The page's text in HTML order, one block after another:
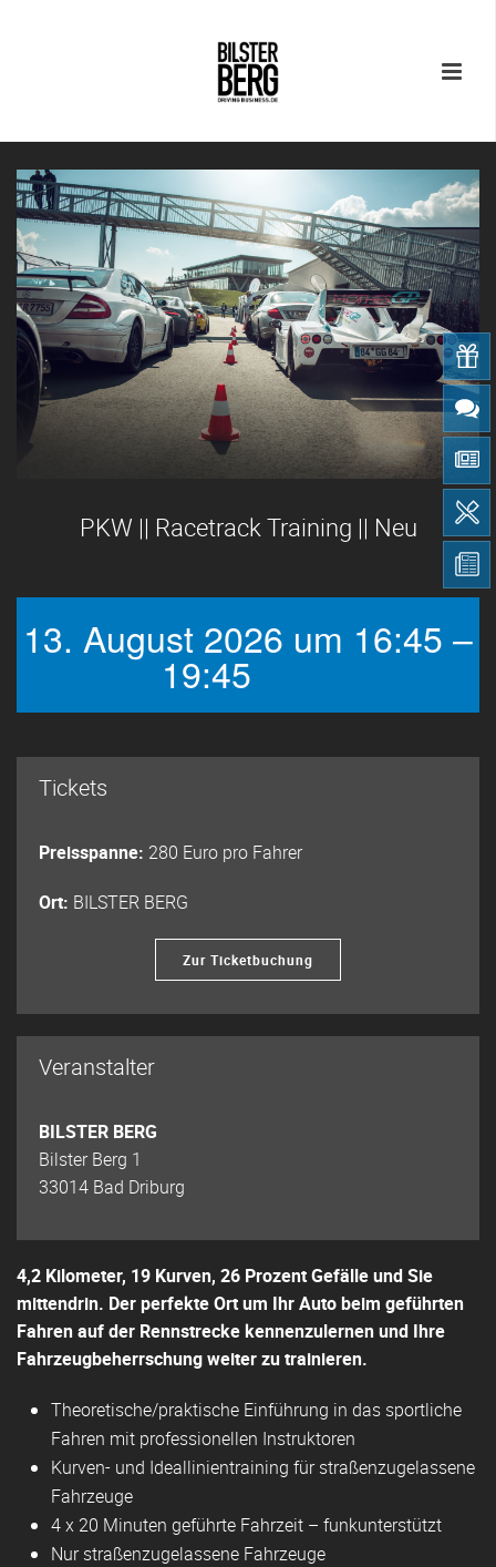
PKW || Racetrack Training || Neu
13. August 2026 um 16:45 –
19:45
Tickets
Preisspanne: 280 Euro pro Fahrer
Ort: BILSTER BERG
Zur Ticketbuchung
Veranstalter
BILSTER BERG
Bilster Berg 1
33014 Bad Driburg
4,2 Kilometer, 19 Kurven, 26 Prozent Gefälle und Sie
mittendrin. Der perfekte Ort um Ihr Auto beim geführten
Fahren auf der Rennstrecke kennenzulernen und Ihre
Fahrzeugbeherrschung weiter zu trainieren.
Theoretische/praktische Einführung in das sportliche
Fahren mit professionellen Instruktoren
Kurven- und Ideallinientraining für straßenzugelassene
Fahrzeuge
4 x 20 Minuten geführte Fahrzeit – funkunterstützt
Nur straßenzugelassene Fahrzeuge